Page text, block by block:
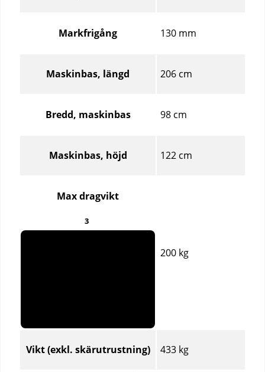
Markfrigång 130 mm
Maskinbas, längd 206 cm
Bredd, maskinbas 98 cm
Maskinbas, höjd 122 cm
Max dragvikt
3
200 kg
Vikt (exkl. skärutrustning) 433 kg